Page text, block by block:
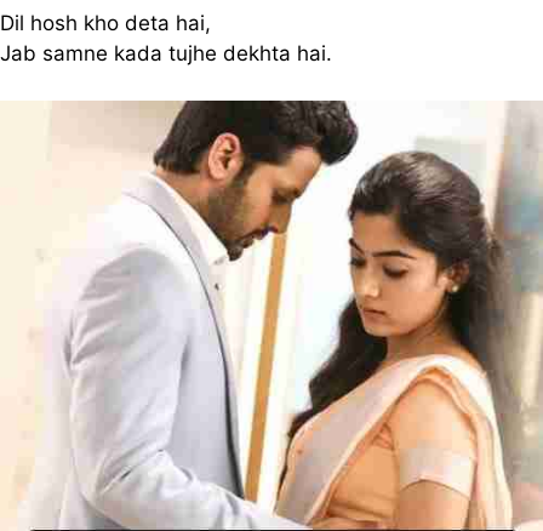
Dil hosh kho deta hai,
Jab samne kada tujhe dekhta hai.